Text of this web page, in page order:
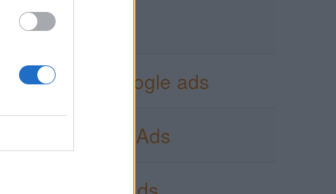
Ads
digital de google ads
de Google Ads